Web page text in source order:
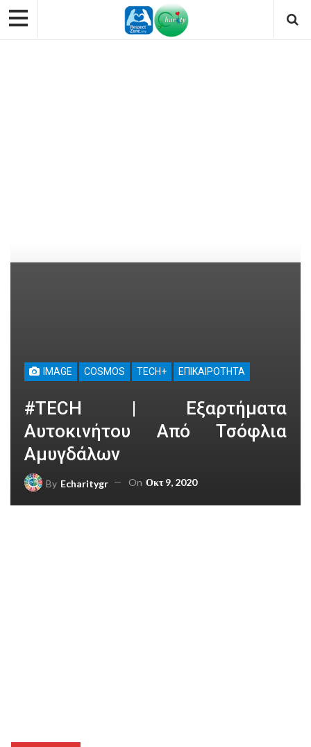
IMAGE COSMOS TECH+ ΕΠΙΚΑΙΡΌΤΗΤΑ
#TECH | Εξαρτήματα
Αυτοκινήτου Από Τσόφλια
Αμυγδάλων
By Echaritygr On Οκτ 9, 2020